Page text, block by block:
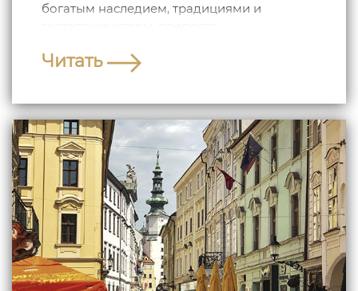
богатым наследием, традициями и
Читать